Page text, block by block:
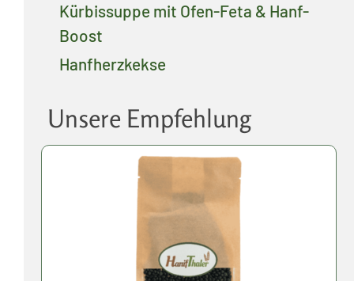
Kürbissuppe mit Ofen-Feta & Hanf-
Boost
Hanfherzkekse
Unsere Empfehlung